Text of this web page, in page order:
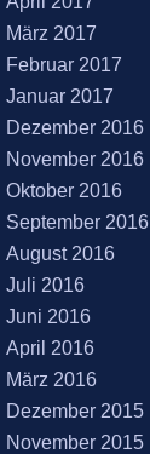
März 2017
Februar 2017
Januar 2017
Dezember 2016
November 2016
Oktober 2016
September 2016
August 2016
Juli 2016
Juni 2016
April 2016
März 2016
Dezember 2015
November 2015